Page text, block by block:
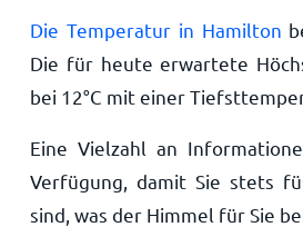
Die Temperatur in Hamilton
Die für heute erwartete
bei 12°C mit einer
Eine Vielzahl an
Verfügung, damit Sie stets
sind, was der Himmel für Sie